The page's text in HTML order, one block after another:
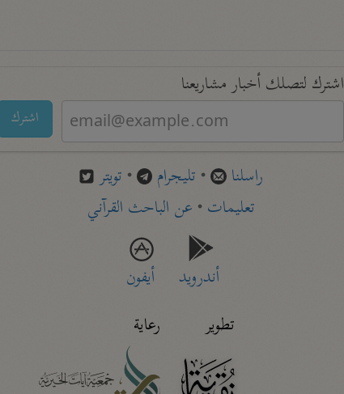
اشترك لتصلك أخبار مشاريعنا
اشترك
راسلنا • تليجرام • تويتر
تعليمات• عن الباحث القرآني
أندرويد
أيفون
تطوير
رعاية